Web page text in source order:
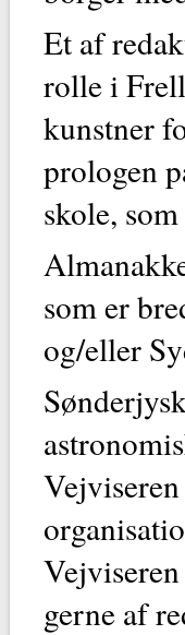
Et af
rolle i
kunstner
prologen
skole,
som er
og/eller
gerne af